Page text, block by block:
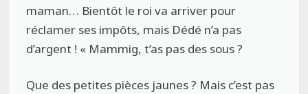
maman… Bientôt le roi va arriver pour
réclamer ses impôts, mais Dédé n’a pas
d’argent ! « Mammig, t’as pas des sous ?
Que des petites pièces jaunes ? Mais c’est pas